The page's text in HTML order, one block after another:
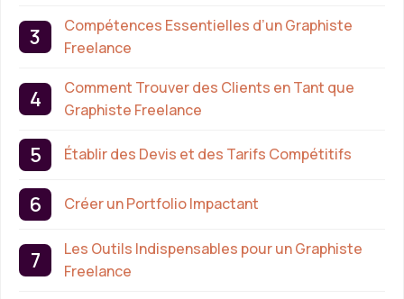
Compétences Essentielles d’un Graphiste
Freelance
Comment Trouver des Clients en Tant que
Graphiste Freelance
Établir des Devis et des Tarifs Compétitifs
Créer un Portfolio Impactant
Les Outils Indispensables pour un Graphiste
Freelance